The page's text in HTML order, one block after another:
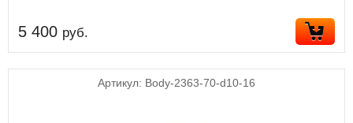
5 400 руб.
Артикул: Body-2363-70-d10-16